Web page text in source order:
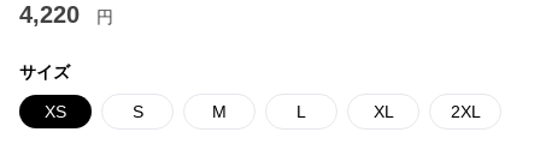
4,220 円
サイズ
XS S M L XL 2XL